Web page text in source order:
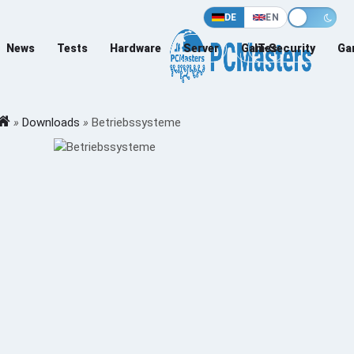
DE EN
News Tests Hardware Server Games
IT-Security
» Downloads » Betriebssysteme